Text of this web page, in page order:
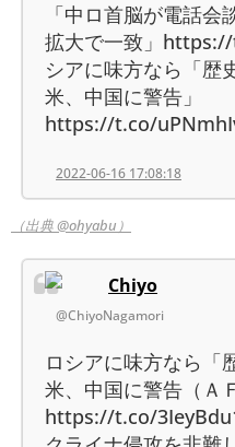
「中ロ首脳が電話
拡大で一致」
シアに味方なら「歴
米、中国に警告」
https://t.co/
2022-06-16 17:08:18
（出典 @ohyabu）
Chiyo
@ChiyoNagamori
ロシアに味方なら「
米、中国に警告（Ａ
https://t.co/